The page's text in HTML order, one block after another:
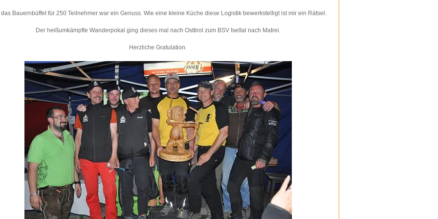
Bauernbüffet für 250 Teilnehmer war ein Genuss. Wie eine kleine Küche diese Logistik bewerkstelligt ist mir ein Rätsel.
Der heißumkämpfte Wanderpokal ging dieses mal nach Osttirol zum BSV Iseltal nach Matrei.
Herzliche Gratulation.